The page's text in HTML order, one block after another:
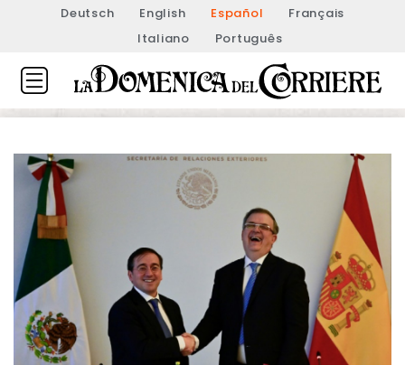
Deutsch English Español
Français
Italiano
Português